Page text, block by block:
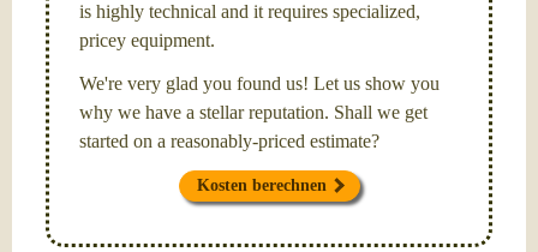
is highly technical and it requires specialized,
pricey equipment.
We're very glad you found us! Let us show you
why we have a stellar reputation. Shall we get
started on a reasonably-priced estimate?
Kosten berechnen